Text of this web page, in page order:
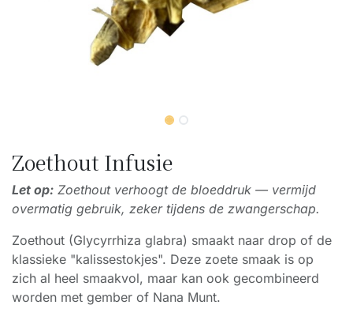
Zoethout Infusie
Let op: Zoethout verhoogt de bloeddruk — vermijd
overmatig gebruik, zeker tijdens de zwangerschap.
Zoethout (Glycyrrhiza glabra) smaakt naar drop of de
klassieke "kalissestokjes". Deze zoete smaak is op
zich al heel smaakvol, maar kan ook gecombineerd
worden met gember of Nana Munt.